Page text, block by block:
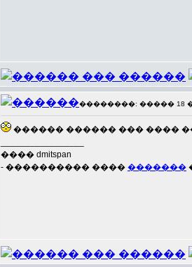
��������: ����� 18 ���
������ ������ ��� ����
���� dmitspan
- ���������� ���� �������